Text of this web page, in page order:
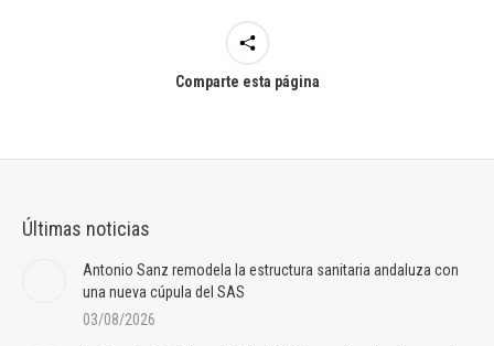
Comparte esta página
Últimas noticias
Antonio Sanz remodela la estructura sanitaria andaluza con
una nueva cúpula del SAS
03/08/2026